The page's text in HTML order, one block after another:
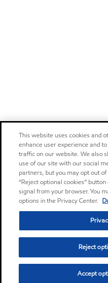
This website uses cookies and
enhance user experience and
traffic on our website. We also
use of our site with our social
partners, but you may opt out
“Reject optional cookies”
signal from your browser. You
options in the Privacy Center.
Reject
Accept